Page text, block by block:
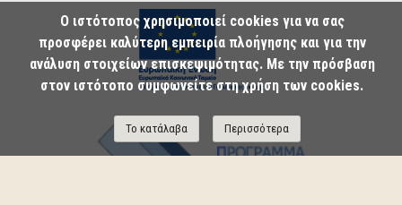
Ο ιστότοπος χρησιμοποιεί cookies για να σας
προσφέρει καλύτερη εμπειρία πλοήγησης και για την
ανάλυση στοιχείων επισκεψιμότητας. Με την πρόσβαση
στον ιστότοπο συμφωνείτε στη χρήση των cookies.
Το κατάλαβα Περισσότερα